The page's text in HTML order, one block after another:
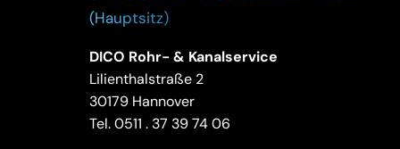
(Hauptsitz)
DICO Rohr- & Kanalservice
Lilienthalstraße 2
30179 Hannover
Tel.0511 . 37 39 74 06